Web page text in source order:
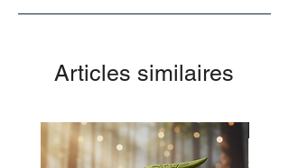
Articles similaires